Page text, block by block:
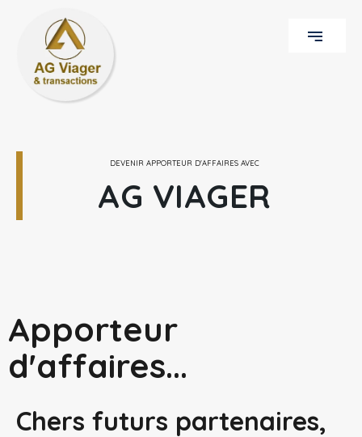
DEVENIR APPORTEUR D'AFFAIRES AVEC
AG VIAGER
Apporteur
d'affaires...
Chers futurs partenaires,